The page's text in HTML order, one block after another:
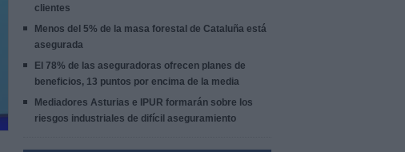
clientes
Menos del 5% de la masa forestal de Cataluña está
asegurada
El 78% de las aseguradoras ofrecen planes de
beneficios, 13 puntos por encima de la media
Mediadores Asturias e IPUR formarán sobre los
riesgos industriales de difícil aseguramiento